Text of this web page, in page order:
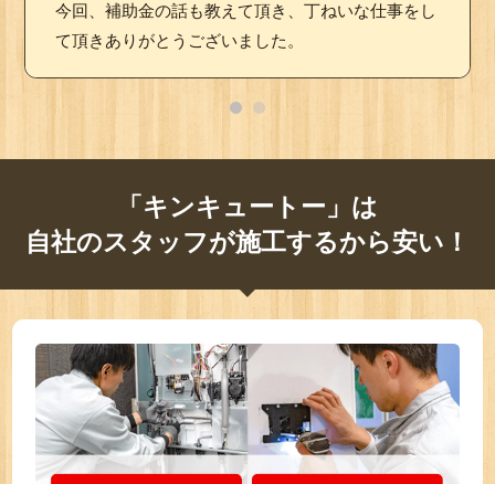
今回、補助金の話も教えて頂き、丁ねいな仕事をし
て頂きありがとうございました。
「キンキュートー」は
自社のスタッフが施工するから安い！